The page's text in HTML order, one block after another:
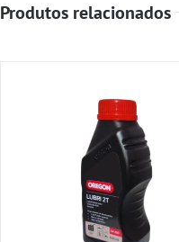
Produtos relacionados